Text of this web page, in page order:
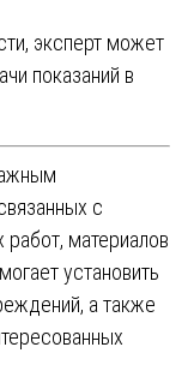
эксперт может
показаний в
с
материалов
установить
а также